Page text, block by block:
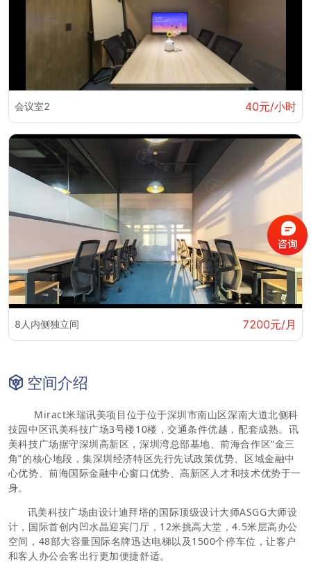
会议室2 40元/小时
8人内侧独立间 7200元/月
空间介绍
Miract米瑞讯美项目位于位于深圳市南山区深南大道北侧科
技园中区讯美科技广场3号楼10楼，交通条件优越，配套成熟。 讯
美科技广场据守深圳高新区，深圳湾总部基地、前海合作区“金三
角”的核心地段，集深圳经济特区先行先试政策优势、区域金融中
心优势、前海国际金融中心窗口优势、高新区人才和技术优势于一
身。
讯美科技广场由设计迪拜塔的国际顶级设计大师ASGG大师设
计，国际首创内凹水晶迎宾门厅，12米挑高大堂，4.5米层高办公
空间，48部大容量国际名牌迅达电梯以及1500个停车位，让客户
和客人办公会客出行更加便捷舒适。